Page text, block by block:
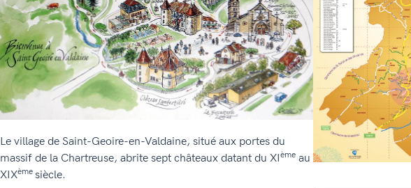
Le village de Saint-Geoire-en-Valdaine, situé aux portes du
massif de la Chartreuse, abrite sept châteaux datant du XIème au
XIXème siècle.